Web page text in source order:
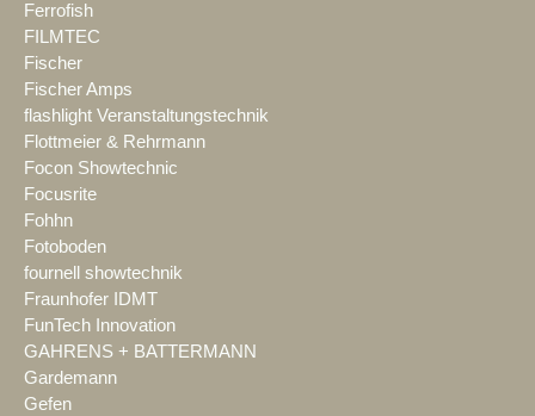
Ferrofish
FILMTEC
Fischer
Fischer Amps
flashlight Veranstaltungstechnik
Flottmeier & Rehrmann
Focon Showtechnic
Focusrite
Fohhn
Fotoboden
fournell showtechnik
Fraunhofer IDMT
FunTech Innovation
GAHRENS + BATTERMANN
Gardemann
Gefen